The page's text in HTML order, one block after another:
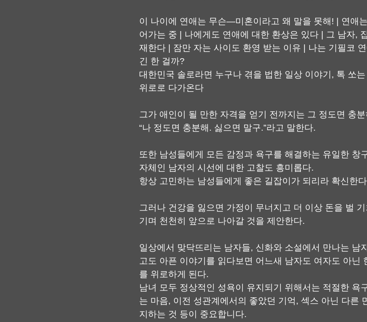
이 나이에 연애는 무슨―미혼이라고 왜 말을 못해! | 연애
어가는 중 | 나에게도 연애에 대한 환상은 있다 | 그 남자,
재한다 | 잠만 자는 사이도 환영 받는 이유 | 나는 기필코
긴 한 걸까?
대한민국 솔로라면 누구나 겪을 법한 일상 이야기, 톡 쏘
위로로 다가온다
그가 애인이 될 만한 자격을 얻기 전까지는 그 정도면 충
“나 정도면 충분해. 싫으면 말구.”라고 말한다.
또한 남성들에게 모든 감정과 욕구를 해결하는 유일한 창
자체인 남자의 시선에 대한 고찰도 흥미롭다.
항상 고민하는 남성들에게 좋은 길잡이가 되리라 확신한
그러나 건강을 잃으면 가정이 무너지고 더 이상 돈을 벌
기며 천천히 앞으로 나아갈 것을 제안한다.
일상에서 맞닥뜨리는 남자들, 신화와 소설에서 만나는 남
고도 아픈 이야기를 읽다보면 어느새 남자도 여자도 아닌
를 위로하게 된다.
남녀 모두 정상적인 성욕이 유지되기 위해서는 적절한 욕
는 마음, 이전 성관계에서의 좋았던 기억, 섹스 아닌 다른
지하는 것 등이 중요합니다.